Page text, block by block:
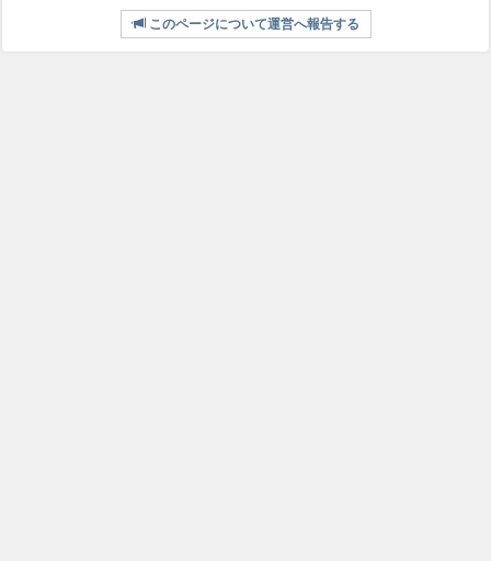
このページについて運営へ報告する